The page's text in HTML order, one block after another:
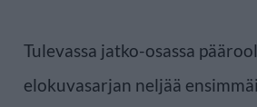
Tulevassa jatko-osassa
elokuvasarjan neljää